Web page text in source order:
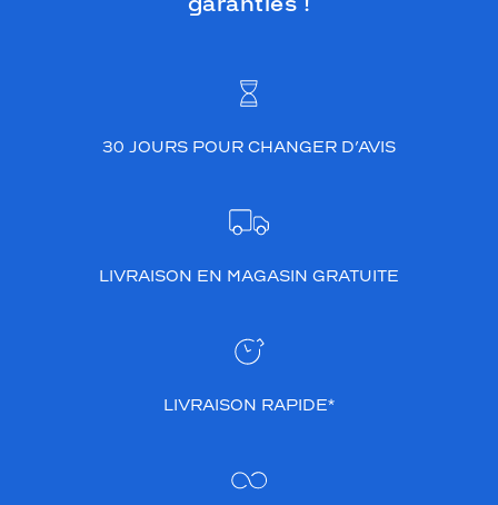
30 JOURS POUR CHANGER D’AVIS
LIVRAISON EN MAGASIN GRATUITE
LIVRAISON RAPIDE*